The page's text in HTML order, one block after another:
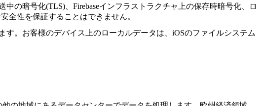
の暗号化(TLS)、Firebaseインフラストラクチャ上の保存時暗号化、ロ
全性を保証することはできません。
。お客様のデバイス上のローカルデータは、iOSのファイルシステム